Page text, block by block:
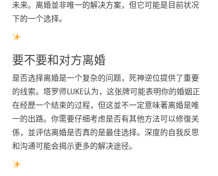
未来。离婚並非唯一的解决方案，但它可能是目前状况
下的一个选择。
要不要和对方离婚
是否选择离婚是一个复杂的问题，死神逆位提供了重要
的线索。塔罗师LUKE认为，这张牌可能表明你的婚姻正
在经歷一个结束的过程，但这並不一定意味著离婚是唯
一的出路。你需要仔细考虑是否有其他方法可以修復关
係，並评估离婚是否真的是最佳选择。深度的自我反思
和沟通可能会揭示更多的解决途径。